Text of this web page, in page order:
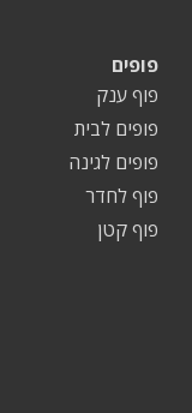
פופים
פוף ענק
פופים לבית
פופים לגינה
פוף לחדר
פוף קטן